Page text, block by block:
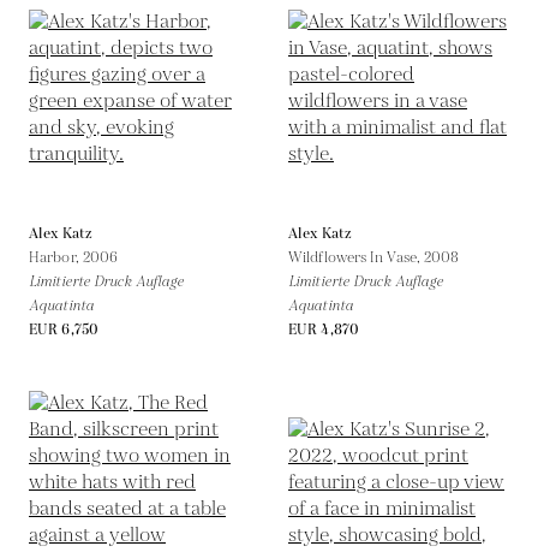
Alex Katz
Harbor, 2006
Limitierte Druck Auflage
Aquatinta
EUR 6,750
Alex Katz
Wildflowers In Vase,2008
Limitierte Druck Auflage
Aquatinta
EUR 4,870